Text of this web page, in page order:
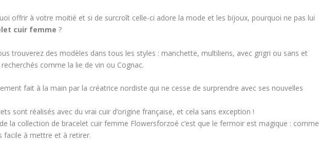
offrir à votre moitié et si de surcroît celle-ci adore la mode et les bijoux, pourquoi ne pas lui
cuir femme ?
trouverez des modèles dans tous les styles : manchette, multiliens, avec grigri ou sans et
comme la lie de vin ou Cognac.
fait à la main par la créatrice nordiste qui ne cesse de surprendre avec ses nouvelles
sont réalisés avec du vrai cuir d’origine française, et cela sans exception !
la collection de bracelet cuir femme Flowersforzoé c’est que le fermoir est magique : comme
facile à mettre et à retirer.